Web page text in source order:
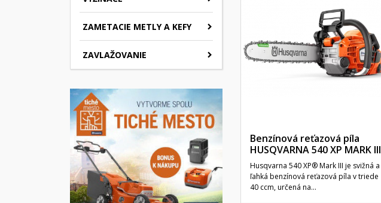
ZAMETACIE METLY A KEFY
ZAVLAŽOVANIE
Benzínová reťazová píla
HUSQVARNA 540 XP MARK III
Husqvarna 540 XP® Mark III je svižná a
ľahká benzínová reťazová píla v triede
40 ccm, určená na...